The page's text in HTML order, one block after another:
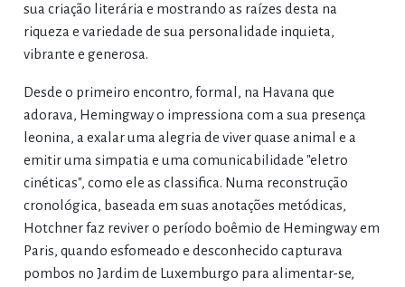
sua criação literária e mostrando as raízes desta na
riqueza e variedade de sua personalidade inquieta,
vibrante e generosa.
Desde o primeiro encontro, formal, na Havana que
adorava, Hemingway o impressiona com a sua presença
leonina, a exalar uma alegria de viver quase animal e a
emitir uma simpatia e uma comunicabilidade "eletro
cinéticas", como ele as classifica. Numa reconstrução
cronológica, baseada em suas anotações metódicas,
Hotchner faz reviver o período boêmio de Hemingway em
Paris, quando esfomeado e desconhecido capturava
pombos no Jardim de Luxemburgo para alimentar-se,